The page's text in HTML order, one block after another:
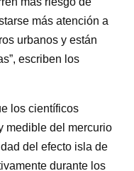
más atención a
urbanos y están
escriben los
los científicos
medible del mercurio
del efecto isla de
durante los